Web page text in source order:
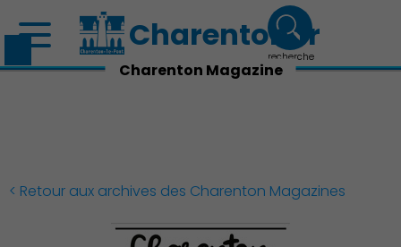
Découvrir Charenton
Charenton.fr
recherche
Charenton Magazine
< Retour aux archives des Charenton Magazines